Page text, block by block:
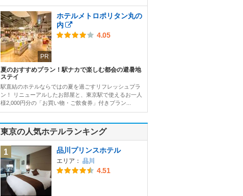
PR
ホテルメトロポリタン丸の
内
4.05
夏のおすすめプラン！駅ナカで楽しむ都会の避暑地
ステイ
駅直結のホテルならではの夏を過ごすリフレッシュプラ
ン！ リニューアルしたお部屋と、東京駅で使えるお一人
様2,000円分の「お買い物・ご飲食券」付きプラン...
東京の人気ホテルランキング
1 品川プリンスホテル
エリア： 品川
4.51